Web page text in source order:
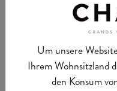
WEINBEREITUNG
TYP
Um unsere
Ihrem Wohnsitzland
den Konsum